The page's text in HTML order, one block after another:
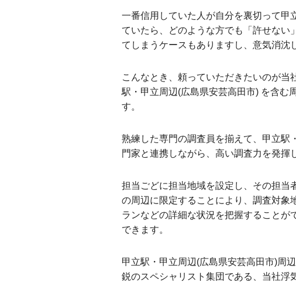
一番信用していた人が自分を裏切って甲
ていたら、どのような方でも「許せない
てしまうケースもありますし、意気消沈
こんなとき、頼っていただきたいのが当
駅・甲立周辺(広島県安芸高田市) を含む
す。
熟練した専門の調査員を揃えて、甲立駅
門家と連携しながら、高い調査力を発揮
担当ごどに担当地域を設定し、その担当
の周辺に限定することにより、調査対象
ランなどの詳細な状況を把握すること
できます。
甲立駅・甲立周辺(広島県安芸高田市)周
鋭のスペシャリスト集団である、当社浮